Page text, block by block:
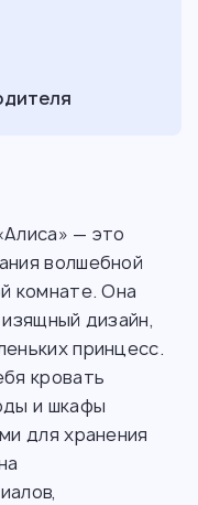
— это
волшебной
комнате. Она
дизайн,
принцесс.
кровать
и шкафы
для хранения